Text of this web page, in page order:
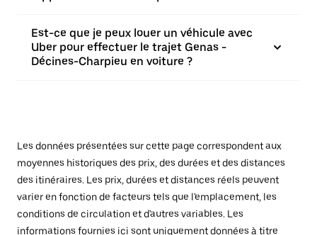
Est-ce que je peux louer un véhicule avec
Uber pour effectuer le trajet Genas -
Décines-Charpieu en voiture ?
Les données présentées sur cette page correspondent aux
moyennes historiques des prix, des durées et des distances
des itinéraires. Les prix, durées et distances réels peuvent
varier en fonction de facteurs tels que l'emplacement, les
conditions de circulation et d'autres variables. Les
informations fournies ici sont uniquement données à titre